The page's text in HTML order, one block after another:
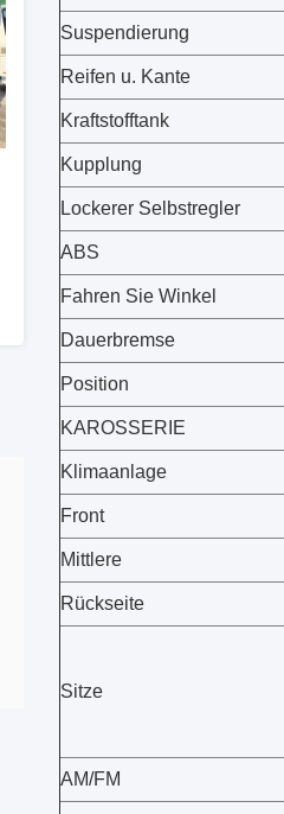
Suspendierung
Reifen u. Kante
Kraftstofftank
Kupplung
Lockerer Selbstregler
ABS
Fahren Sie Winkel
Dauerbremse
Position
KAROSSERIE
Klimaanlage
Front
Mittlere
Rückseite
Sitze
AM/FM